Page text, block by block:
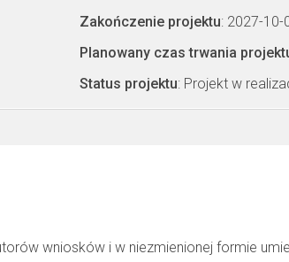
Zakończenie projektu: 2027-10-
Planowany czas trwania
Status projektu: Projekt w
wniosków i w niezmienionej formie